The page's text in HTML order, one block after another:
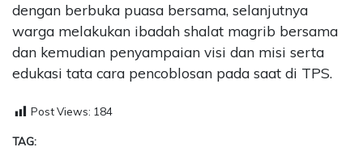
dengan berbuka puasa bersama, selanjutnya
warga melakukan ibadah shalat magrib bersama
dan kemudian penyampaian visi dan misi serta
edukasi tata cara pencoblosan pada saat di TPS.
Post Views: 184
TAG: